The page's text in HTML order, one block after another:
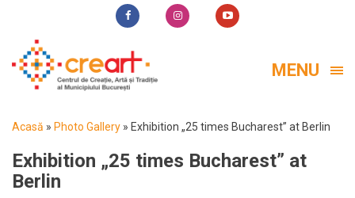
MENU
Acasă » Photo Gallery » Exhibition „25 times Bucharest” at Berlin
Exhibition „25 times Bucharest” at
Berlin